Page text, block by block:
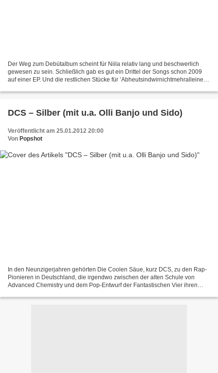
Der Weg zum Debütalbum scheint für Niila relativ lang und beschwerlich
gewesen zu sein. Schließlich gab es gut ein Drittel der Songs schon 2009
auf einer EP. Und die restlichen Stücke für ’Abheutsindwirnichtmehralleine’
DCS – Silber (mit u.a. Olli Banjo und Sido)
Veröffentlicht am 25.01.2012 20:00
Von Popshot
In den Neunzigerjahren gehörten Die Coolen Säue, kurz DCS, zu den Rap-
Pionieren in Deutschland, die irgendwo zwischen der alten Schule von
Advanced Chemistry und dem Pop-Entwurf der Fantastischen Vier ihren